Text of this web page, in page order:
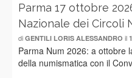
Parma 17 ottobre
Nazionale dei Circoli
di GENTILI LORIS ALESSANDRO il
Parma Num 2026: a ottobre
della numismatica con il